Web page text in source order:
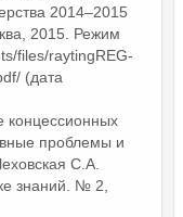
2014–2015
2015. Режим
files/raytingREG-
(дата
проблемы и
С.А.
знаний. № 2,